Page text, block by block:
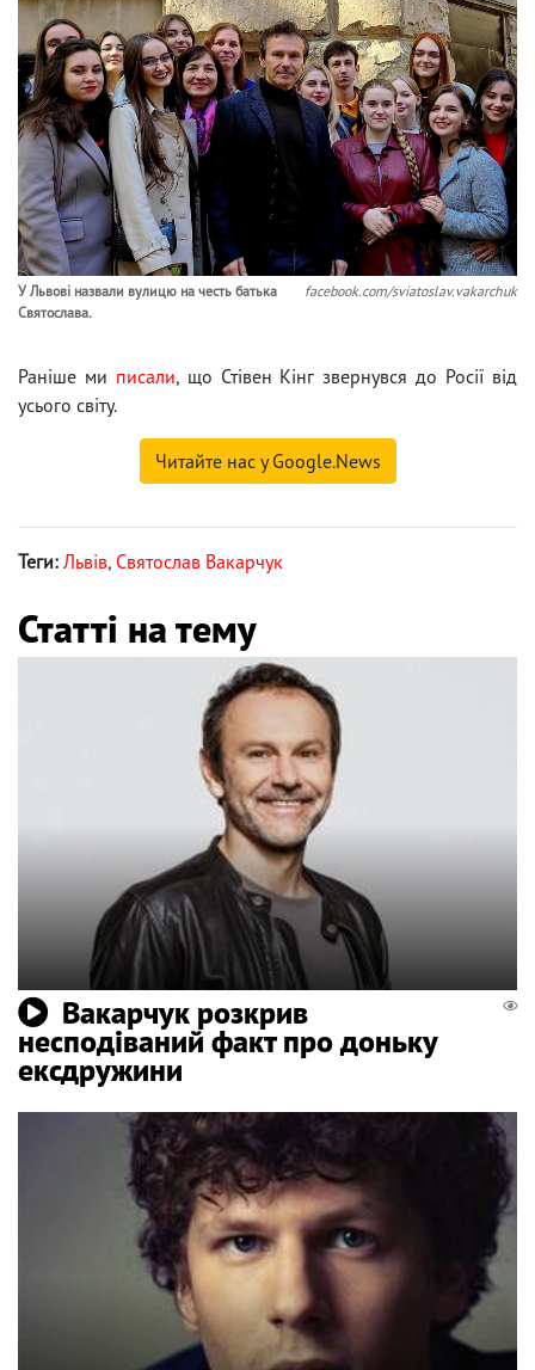
У Львові назвали вулицю на честь батька
Святослава.
facebook.com/sviatoslav.vakarchuk
Раніше ми писали, що Стівен Кінг звернувся до Росії від
усього світу.
Читайте нас у Google.News
Теги: Львів, Святослав Вакарчук
Статті на тему
Вакарчук розкрив
несподіваний факт про доньку
ексдружини